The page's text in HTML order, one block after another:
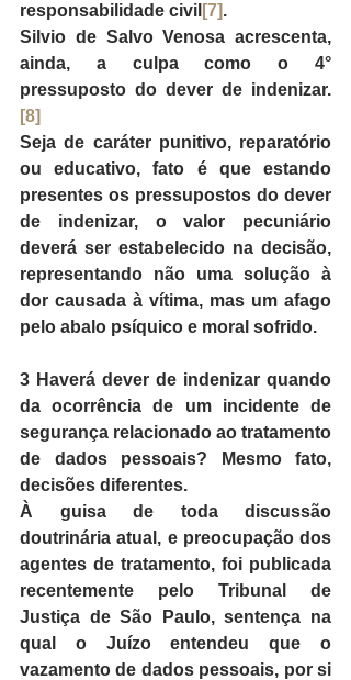
responsabilidade civil [7].
Silvio de Salvo Venosa acrescenta,
ainda, a culpa como o 4°
pressuposto do dever de indenizar.
[8]
Seja de caráter punitivo, reparatório
ou educativo, fato é que estando
presentes os pressupostos do dever
de indenizar, o valor pecuniário
deverá ser estabelecido na decisão,
representando não uma solução à
dor causada à vítima, mas um afago
pelo abalo psíquico e moral sofrido.
3 Haverá dever de indenizar quando
da ocorrência de um incidente de
segurança relacionado ao tratamento
de dados pessoais? Mesmo fato,
decisões diferentes.
À guisa de toda discussão
doutrinária atual, e preocupação dos
agentes de tratamento, foi publicada
recentemente pelo Tribunal de
Justiça de São Paulo, sentença na
qual o Juízo entendeu que o
vazamento de dados pessoais, por si